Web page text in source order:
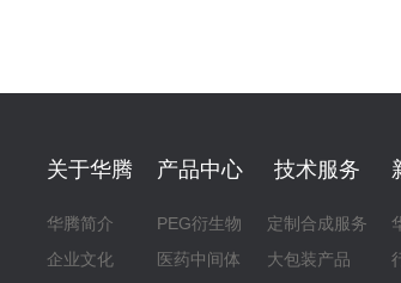
关于华腾
华腾简介
企业文化
产品中心
PEG衍生物
医药中间体
技术服务
定制合成服务
大包装产品